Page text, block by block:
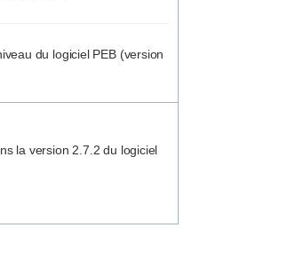
du logiciel PEB (version
la version 2.7.2 du logiciel